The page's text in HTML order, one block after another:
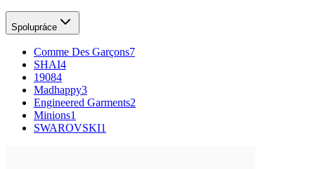
Spolupráce
Comme Des Garçons7
SHAI4
19084
Madhappy3
Engineered Garments2
Minions1
SWAROVSKI1